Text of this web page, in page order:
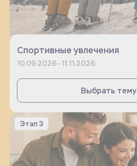
Спортивные увлечения
10.09.2026 - 11.11.2026
Выбрать тему
Этап 3